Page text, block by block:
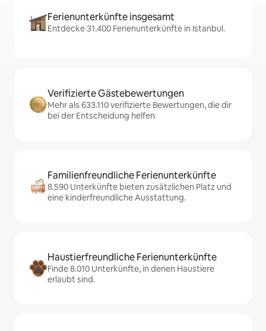
Ferienunterkünfte insgesamt
Entdecke 31.400 Ferienunterkünfte in Istanbul.
Verifizierte Gästebewertungen
Mehr als 633.110 verifizierte Bewertungen, die dir
bei der Entscheidung helfen
Familienfreundliche Ferienunterkünfte
8.590 Unterkünfte bieten zusätzlichen Platz und
eine kinderfreundliche Ausstattung.
Haustierfreundliche Ferienunterkünfte
Finde 8.010 Unterkünfte, in denen Haustiere
erlaubt sind.